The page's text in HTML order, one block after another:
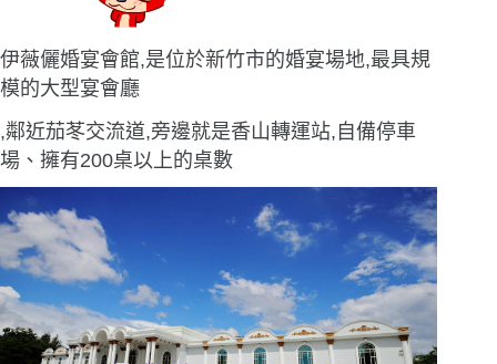
伊薇儷婚宴會館,是位於新竹市的婚宴場地,最具規
模的大型宴會廳
,鄰近茄苳交流道,旁邊就是香山轉運站,自備停車
場、擁有200桌以上的桌數